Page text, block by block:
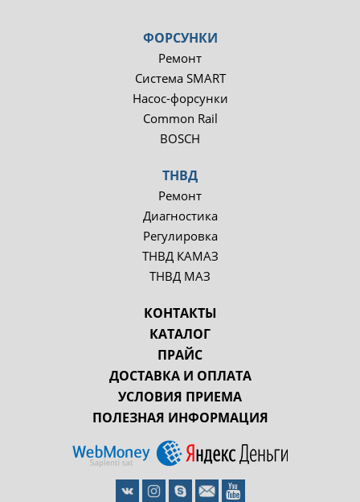
ФОРСУНКИ
Ремонт
Система SMART
Насос-форсунки
Common Rail
BOSCH
ТНВД
Ремонт
Диагностика
Регулировка
ТНВД КАМАЗ
ТНВД МАЗ
КОНТАКТЫ
КАТАЛОГ
ПРАЙС
ДОСТАВКА И ОПЛАТА
УСЛОВИЯ ПРИЕМА
ПОЛЕЗНАЯ ИНФОРМАЦИЯ